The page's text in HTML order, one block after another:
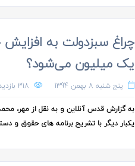
چراغ سبزدولت به افزایش
یک میلیون می‌شود؟
پنج شنبه 8 بهمن 1394 318 بازدید
به گزارش قدس آنلاین و به نقل از مهر،
یکبار دیگر با تشریح برنامه های حقوق و